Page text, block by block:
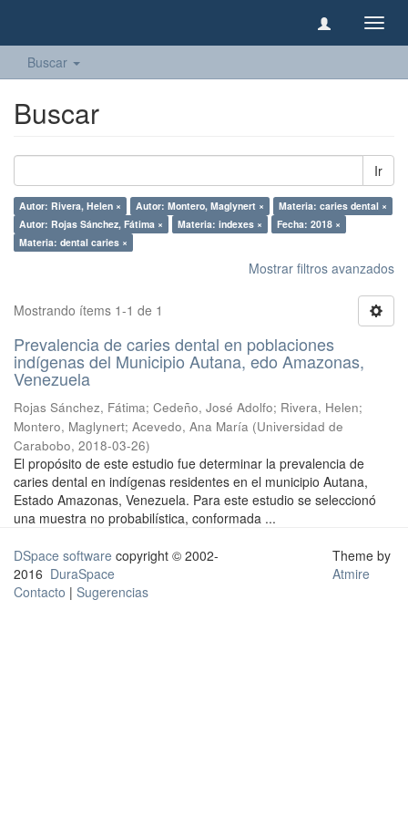
Buscar
Buscar
Ir
Autor: Rivera, Helen × Autor: Montero, Maglynert ×
Materia: caries dental ×
Autor: Rojas Sánchez, Fátima ×
Materia: indexes ×
Fecha: 2018 ×
Materia: dental caries ×
Mostrar filtros avanzados
Mostrando ítems 1-1 de 1
Prevalencia de caries dental en poblaciones
indígenas del Municipio Autana, edo Amazonas,
Venezuela
Rojas Sánchez, Fátima; Cedeño, José Adolfo; Rivera, Helen;
Montero, Maglynert; Acevedo, Ana María (Universidad de
Carabobo, 2018-03-26)
El propósito de este estudio fue determinar la prevalencia de
caries dental en indígenas residentes en el municipio Autana,
Estado Amazonas, Venezuela. Para este estudio se seleccionó
una muestra no probabilística, conformada ...
DSpace software copyright © 2002-
2016 DuraSpace
Contacto | Sugerencias
Theme by
Atmire